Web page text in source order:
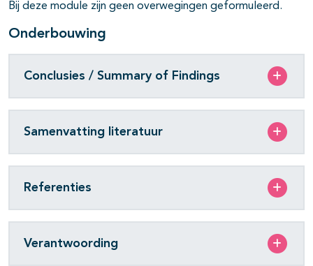
Bij deze module zijn geen overwegingen geformuleerd.
Onderbouwing
Conclusies / Summary of Findings
Samenvatting literatuur
Referenties
Verantwoording